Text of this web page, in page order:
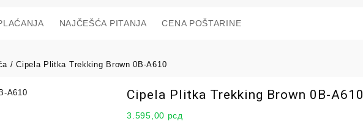
NAJČEŠĆA PITANJA CENA POŠTARINE
/ Cipela Plitka Trekking Brown 0B-A610
Cipela Plitka Trekking Brown 0B-A610
3.595,00 рсд